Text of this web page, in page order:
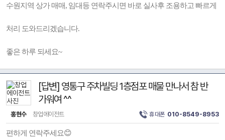
수원지역 상가 매매, 임대등 연락주시면 바로 실사후 조용하고 빠르게
처리 도와드리겠습니다.
좋은 하루 되세요~
[답변] 영통구 주차빌딩 1층점포 매물 만나서 참 반
가워여 ^^
홍현수 창업에이전트 휴대폰 010-8549-8953
편하게 연락주세요😊